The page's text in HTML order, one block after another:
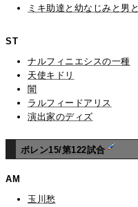
ミキ助達と幼なじみと男と
ST
ナルフィニエシスの一種
天使キドリ
闇
ラルフィードアリス
演出家のディズ
ポレン15/第122試合
AM
玉川愁